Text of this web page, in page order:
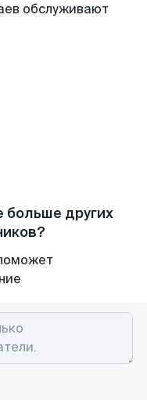
обслуживают
больше других